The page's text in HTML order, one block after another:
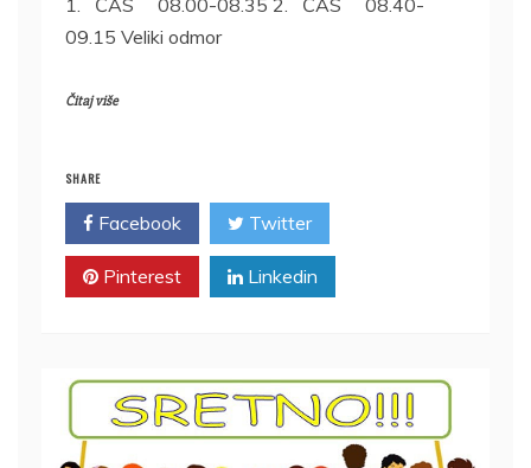
09.15 Veliki odmor
Čitaj više
SHARE
Facebook Twitter
Pinterest Linkedin